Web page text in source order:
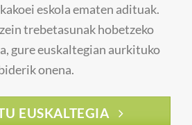
eskola ematen adituak.
trebetasunak hobetzeko
gure euskaltegian aurkituko
onena.
EUSKALTEGIA